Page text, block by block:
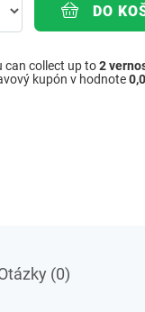
DO
can collect up to2
kupón v hodnote
(0)